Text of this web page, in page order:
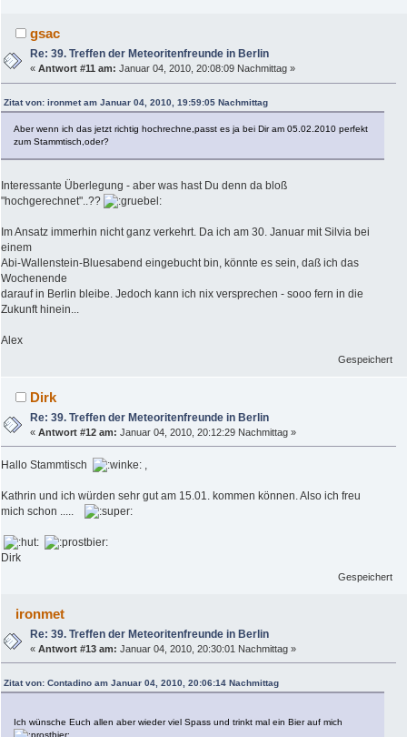
gsac
Re: 39. Treffen der Meteoritenfreunde in Berlin
«Antwort #11 am: Januar 04, 2010, 20:08:09 Nachmittag »
Zitat von: ironmet am Januar 04, 2010, 19:59:05 Nachmittag
Aber wenn ich das jetzt richtig hochrechne,passt es ja bei Dir am 05.02.2010 perfekt
zum Stammtisch,oder?
Interessante Überlegung - aber was hast Du denn da bloß
"hochgerechnet"..??
Im Ansatz immerhin nicht ganz verkehrt. Da ich am 30. Januar mit Silvia bei
einem
Abi-Wallenstein-Bluesabend eingebucht bin, könnte es sein, daß ich das
Wochenende
darauf in Berlin bleibe. Jedoch kann ich nix versprechen - sooo fern in die
Zukunft hinein...
Alex
Gespeichert
Dirk
Re: 39. Treffen der Meteoritenfreunde in Berlin
«Antwort #12 am: Januar 04, 2010, 20:12:29 Nachmittag »
Hallo Stammtisch ,
Kathrin und ich würden sehr gut am 15.01. kommen können. Also ich freu
mich schon .....
Dirk
Gespeichert
ironmet
Re: 39. Treffen der Meteoritenfreunde in Berlin
«Antwort #13 am: Januar 04, 2010, 20:30:01 Nachmittag »
Zitat von: Contadino am Januar 04, 2010, 20:06:14 Nachmittag
Ich wünsche Euch allen aber wieder viel Spass und trinkt mal ein Bier auf mich